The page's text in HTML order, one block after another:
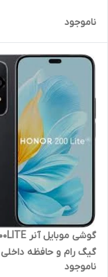
ناموجود
گیگ 5G
ناموجود